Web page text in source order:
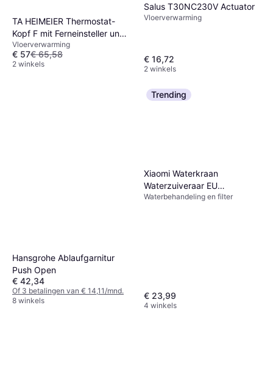
TA HEIMEIER Thermostat-
Kopf F mit Ferneinsteller und
2 m Kapillarrohr 2802-00.500
Vloerverwarming
€ 57€ 65,58
2 winkels
Salus T30NC230V Actuator
Vloerverwarming
€ 16,72
2 winkels
Hansgrohe Ablaufgarnitur
Push Open
€ 42,34
Of 3 betalingen van € 14,11/mnd.
8 winkels
Trending
Xiaomi Waterkraan
Waterzuiveraar EU
BHR9098GL
Waterbehandeling en filter
€ 23,99
4 winkels